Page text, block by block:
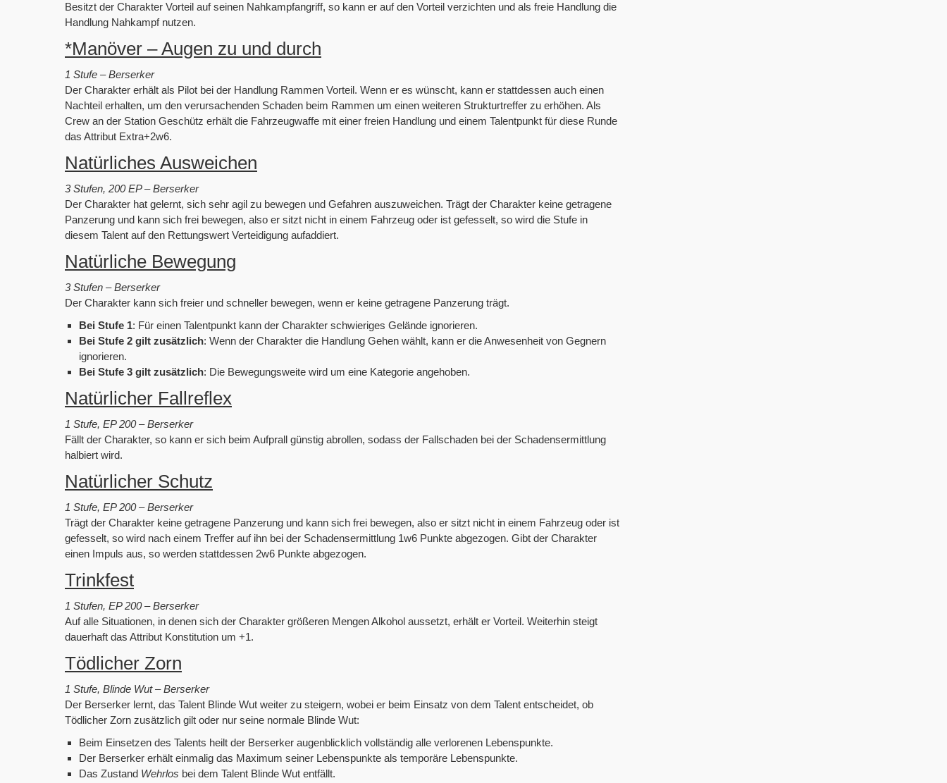
Besitzt der Charakter Vorteil auf seinen Nahkampfangriff, so kann er auf den Vorteil verzichten und als freie Handlung die
Handlung Nahkampf nutzen.
*Manöver – Augen zu und durch
1 Stufe – Berserker
Der Charakter erhält als Pilot bei der Handlung Rammen Vorteil. Wenn er es wünscht, kann er stattdessen auch einen
Nachteil erhalten, um den verursachenden Schaden beim Rammen um einen weiteren Strukturtreffer zu erhöhen. Als
Crew an der Station Geschütz erhält die Fahrzeugwaffe mit einer freien Handlung und einem Talentpunkt für diese Runde
das Attribut Extra+2w6.
Natürliches Ausweichen
3 Stufen, 200 EP – Berserker
Der Charakter hat gelernt, sich sehr agil zu bewegen und Gefahren auszuweichen. Trägt der Charakter keine getragene
Panzerung und kann sich frei bewegen, also er sitzt nicht in einem Fahrzeug oder ist gefesselt, so wird die Stufe in
diesem Talent auf den Rettungswert Verteidigung aufaddiert.
Natürliche Bewegung
3 Stufen – Berserker
Der Charakter kann sich freier und schneller bewegen, wenn er keine getragene Panzerung trägt.
Bei Stufe 1: Für einen Talentpunkt kann der Charakter schwieriges Gelände ignorieren.
Bei Stufe 2 gilt zusätzlich: Wenn der Charakter die Handlung Gehen wählt, kann er die Anwesenheit von Gegnern
ignorieren.
Bei Stufe 3 gilt zusätzlich: Die Bewegungsweite wird um eine Kategorie angehoben.
Natürlicher Fallreflex
1 Stufe, EP 200 – Berserker
Fällt der Charakter, so kann er sich beim Aufprall günstig abrollen, sodass der Fallschaden bei der Schadensermittlung
halbiert wird.
Natürlicher Schutz
1 Stufe, EP 200 – Berserker
Trägt der Charakter keine getragene Panzerung und kann sich frei bewegen, also er sitzt nicht in einem Fahrzeug oder ist
gefesselt, so wird nach einem Treffer auf ihn bei der Schadensermittlung 1w6 Punkte abgezogen. Gibt der Charakter
einen Impuls aus, so werden stattdessen 2w6 Punkte abgezogen.
Trinkfest
1 Stufen, EP 200 – Berserker
Auf alle Situationen, in denen sich der Charakter größeren Mengen Alkohol aussetzt, erhält er Vorteil. Weiterhin steigt
dauerhaft das Attribut Konstitution um +1.
Tödlicher Zorn
1 Stufe, Blinde Wut – Berserker
Der Berserker lernt, das Talent Blinde Wut weiter zu steigern, wobei er beim Einsatz von dem Talent entscheidet, ob
Tödlicher Zorn zusätzlich gilt oder nur seine normale Blinde Wut:
Beim Einsetzen des Talents heilt der Berserker augenblicklich vollständig alle verlorenen Lebenspunkte.
Der Berserker erhält einmalig das Maximum seiner Lebenspunkte als temporäre Lebenspunkte.
Das Zustand Wehrlos bei dem Talent Blinde Wut entfällt.